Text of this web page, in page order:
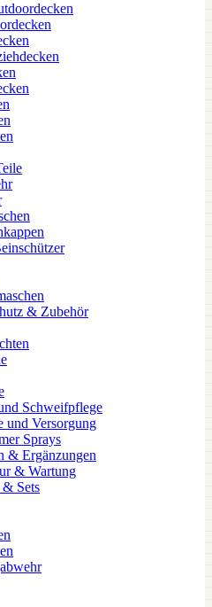
& Zubehör
Schweifpflege
und Versorgung
Sprays
& Ergänzungen
& Wartung
Sets